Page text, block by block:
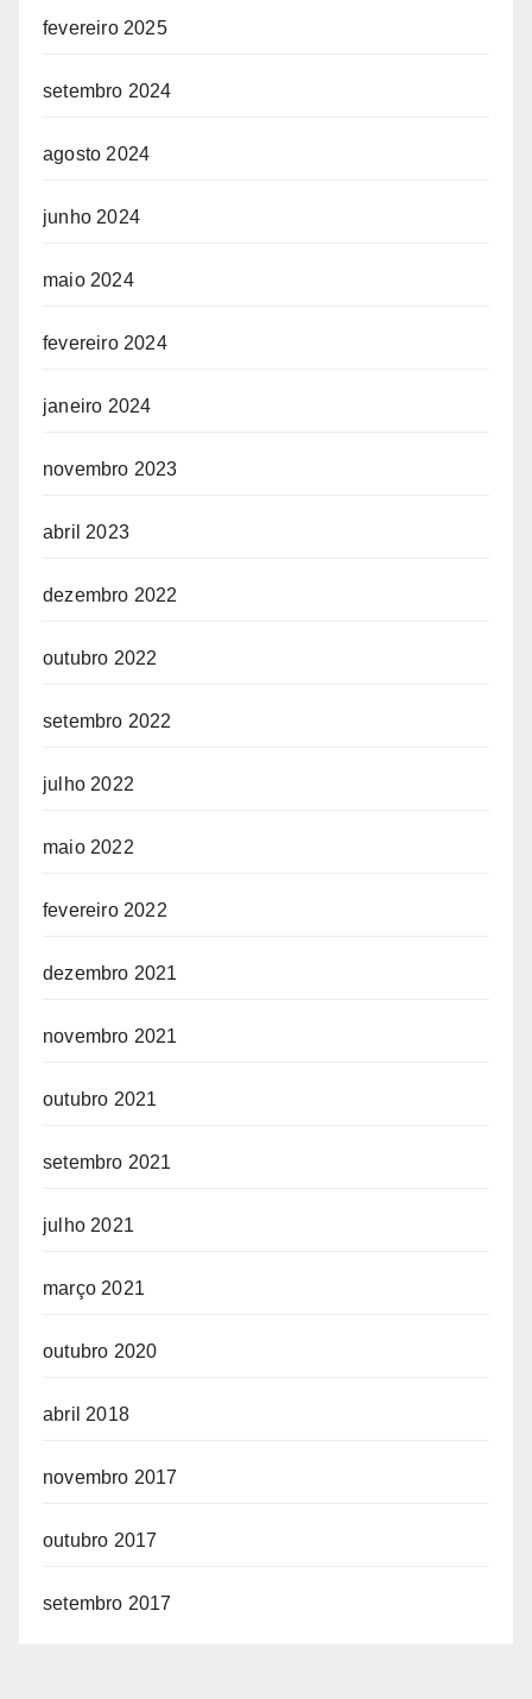
fevereiro 2025
setembro 2024
agosto 2024
junho 2024
maio 2024
fevereiro 2024
janeiro 2024
novembro 2023
abril 2023
dezembro 2022
outubro 2022
setembro 2022
julho 2022
maio 2022
fevereiro 2022
dezembro 2021
novembro 2021
outubro 2021
setembro 2021
julho 2021
março 2021
outubro 2020
abril 2018
novembro 2017
outubro 2017
setembro 2017